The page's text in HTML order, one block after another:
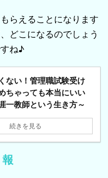
らえることになります
どこになるのでしょう
ね♪
ない！管理職試験受け
ちゃっても本当にいい
一教師という生き方～
続きを見る